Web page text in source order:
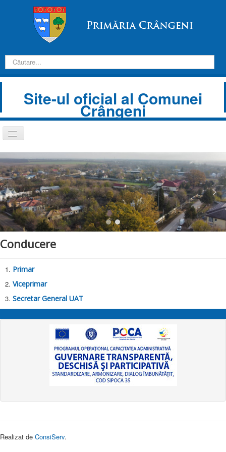
Introduceți
căutarea
dorită:
Site-ul oficial al Comunei
Crângeni
Comută
navigarea
Despre Noi
Informații de interes public
Transparență decizională
Prezentare comună
Monitorul Oficial Local
Formulare online
Proiecte locale
Conducere
Primar
Viceprimar
Secretar General UAT
Realizat de ConsiServ.